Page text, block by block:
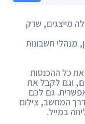
מייצגים, שרק
מנהלי חשבונות
כל ההכנסות
וגם לקבל את
גם לכם
המחשב, צילום
במייל.